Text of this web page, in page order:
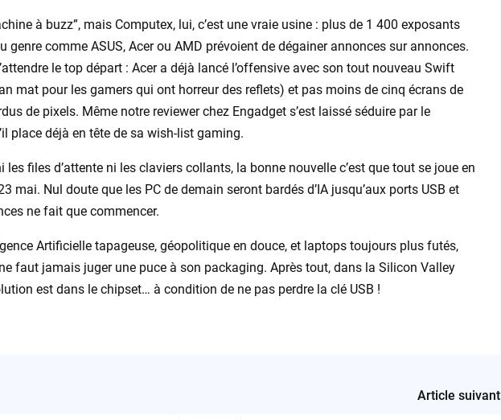
à buzz”, mais Computex, lui, c’est une vraie usine : plus de 1 400 exposants
genre comme ASUS, Acer ou AMD prévoient de dégainer annonces sur annonces.
le top départ : Acer a déjà lancé l’offensive avec son tout nouveau Swift
mat pour les gamers qui ont horreur des reflets) et pas moins de cinq écrans de
de pixels. Même notre reviewer chez Engadget s’est laissé séduire par le
place déjà en tête de sa wish-list gaming.
les files d’attente ni les claviers collants, la bonne nouvelle c’est que tout se joue en
mai. Nul doute que les PC de demain seront bardés d’IA jusqu’aux ports USB et
ne fait que commencer.
Artificielle tapageuse, géopolitique en douce, et laptops toujours plus futés,
faut jamais juger une puce à son packaging. Après tout, dans la Silicon Valley
est dans le chipset… à condition de ne pas perdre la clé USB !
Article suivant